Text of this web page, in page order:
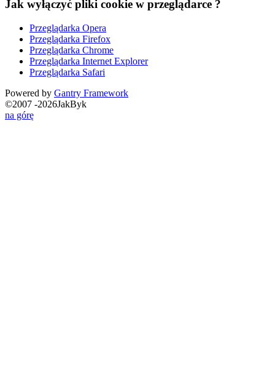
Jak wyłączyć pliki cookie w przeglądarce ?
Przeglądarka Opera
Przeglądarka Firefox
Przeglądarka Chrome
Przeglądarka Internet Explorer
Przeglądarka Safari
Powered by Gantry Framework
©2007 -2026JakByk
na górę